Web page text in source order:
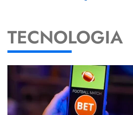
TECNOLOGIA